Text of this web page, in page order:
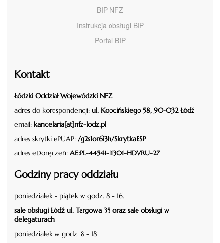
BIP NFZ
Instrukcja obsługi BIP
Portal BIP
Kontakt
Łódzki Oddział Wojewódzki NFZ
adres do korespondencji: ul. Kopcińskiego 58, 90-032 Łódź
email: kancelaria[at]nfz-lodz.pl
adres skrytki ePUAP: /g2s1or6i3h/SkrytkaESP
adres eDoręczeń: AE:PL-44541-11301-HDVRU-27
Godziny pracy oddziału
poniedziałek - piątek w godz. 8 - 16.
sale obsługi Łódź ul. Targowa 35 oraz sale obsługi w
delegaturach
poniedziałek w godz. 8 - 18